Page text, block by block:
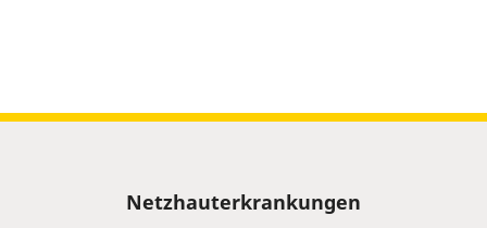
Netzhauterkrankungen